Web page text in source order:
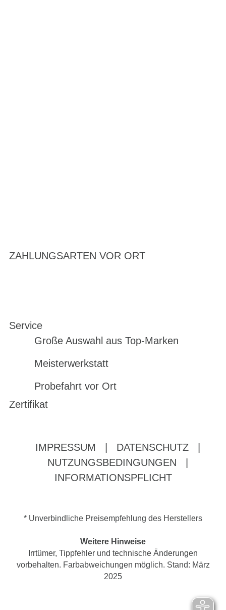
ZAHLUNGSARTEN VOR ORT
Service
Große Auswahl aus Top-Marken
Meisterwerkstatt
Probefahrt vor Ort
Zertifikat
IMPRESSUM DATENSCHUTZ
NUTZUNGSBEDINGUNGEN
INFORMATIONSPFLICHT
* Unverbindliche Preisempfehlung des Herstellers
Weitere Hinweise
Irrtümer, Tippfehler und technische Änderungen
vorbehalten. Farbabweichungen möglich. Stand: März
2025